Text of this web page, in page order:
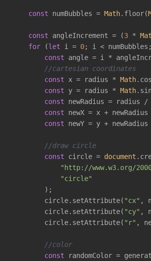
const numBubbles = Math.floor(
const angleIncrement = (3 *
for (let i = 0; i <
const angle = i *
//cartesian coordinates
const x = radius * Math
const y = radius * Math
const newRadius = radius /
const newX = x +
const newY = y +
//draw circle
const circle = document
"http://www.w3.org/
"circle"
        );
        circle.setAttribute(
"cx" ,
        circle.setAttribute(
"cy" ,
        circle.setAttribute(
"r" ,
//color
const randomColor =